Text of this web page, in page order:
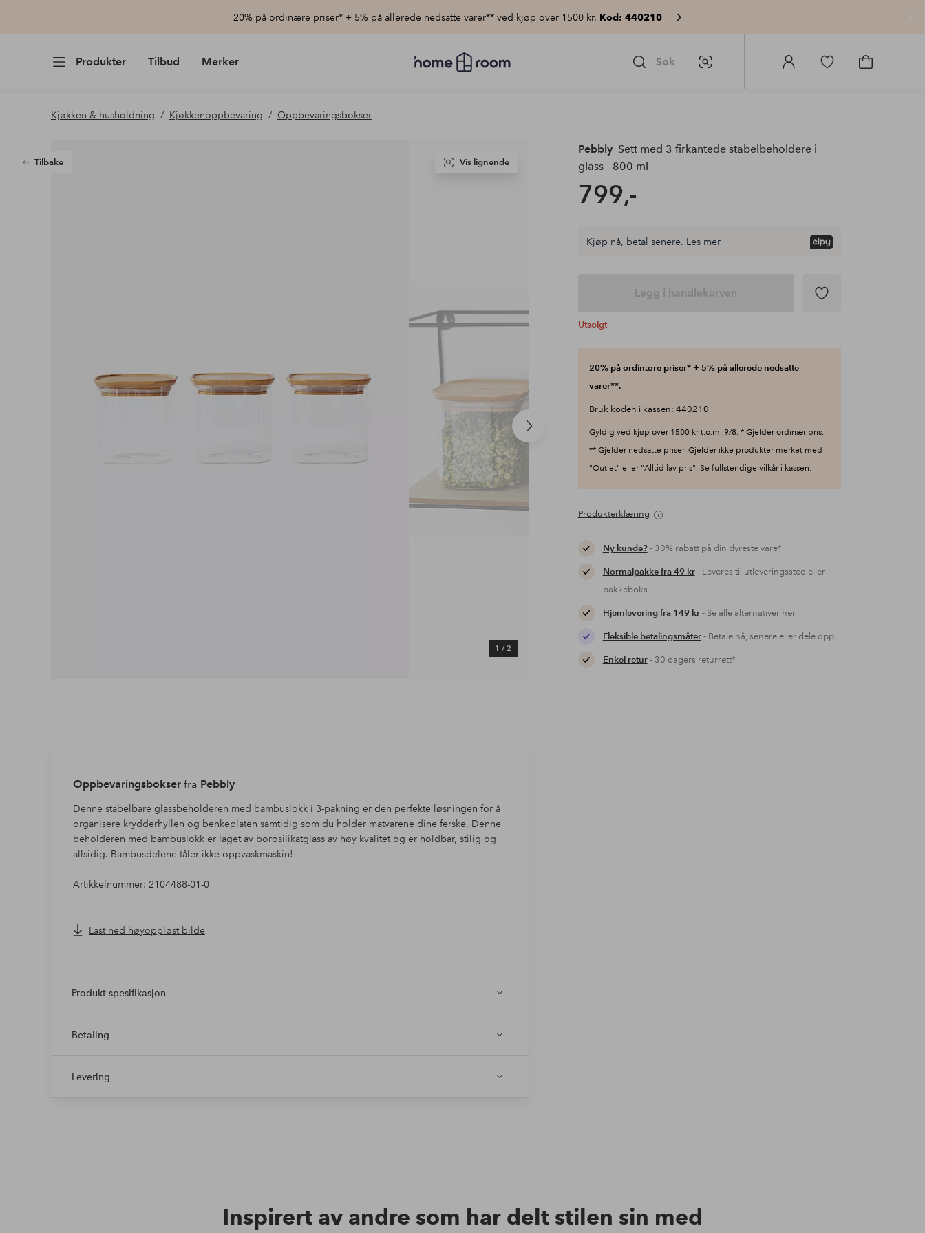
20% på ordinære priser* + 5% på allerede nedsatte varer** ved kjøp over 1500 kr. Kod: 440210
Produkter Tilbud Merker
Homeroom
–
Søk Bildesøk
Logg
Gå
Gå
Kjøkken & husholdning Kjøkkenoppbevaring Oppbevaringsbokser
Tilbake
Neste
produkt
1 / 2
Vis lignende
Pebbly Sett med 3 firkantede stabelbeholdere i
glass - 800 ml
799,-
Kjøp nå, betal senere. Les mer
Legg i handlekurven
Utsolgt
20% på ordinære priser* + 5% på allerede nedsatte
varer**.
Bruk koden i kassen: 440210
Gyldig ved kjøp over 1500 kr t.o.m. 9/8. * Gjelder ordinær pris.
** Gjelder nedsatte priser. Gjelder ikke produkter merket med
"Outlet" eller "Alltid lav pris". Se fullstendige vilkår i kassen.
Produkterklæring
Ny kunde?- 30% rabatt på din dyreste vare*
Normalpakke fra 49 kr- Leveres til utleveringssted eller
pakkeboks
Hjemlevering fra 149 kr- Se alle alternativer her
Fleksible betalingsmåter- Betale nå, senere eller dele opp
Enkel retur- 30 dagers returrett*
Oppbevaringsbokserfra Pebbly
Denne stabelbare glassbeholderen med bambuslokk i 3-pakning er den perfekte løsningen for å
organisere krydderhyllen og benkeplaten samtidig som du holder matvarene dine ferske. Denne
beholderen med bambuslokk er laget av borosilikatglass av høy kvalitet og er holdbar, stilig og
allsidig. Bambusdelene tåler ikke oppvaskmaskin!
Artikkelnummer: 2104488-01-0
Last ned høyoppløst bilde
Produkt spesifikasjon
Betaling
Levering
Inspirert av andre som har delt stilen sin med